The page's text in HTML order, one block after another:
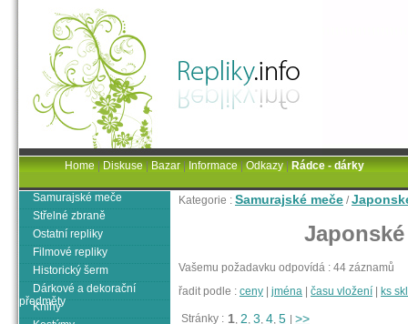
Kategorie : Samurajské meče /
Vašemu požadavku odpovídá : 44 záznamů
řadit podle : ceny jména času vložení ks
Stránky : 1, 2, 3, 4, 5 >>
Samurajské meče
Střelné zbraně
Ostatní repliky
Filmové repliky
Historický šerm
Dárkové a dekorační
předměty
Knihy
Home|Diskuse|Bazar|Informace|Odkazy|Rádce - dárky